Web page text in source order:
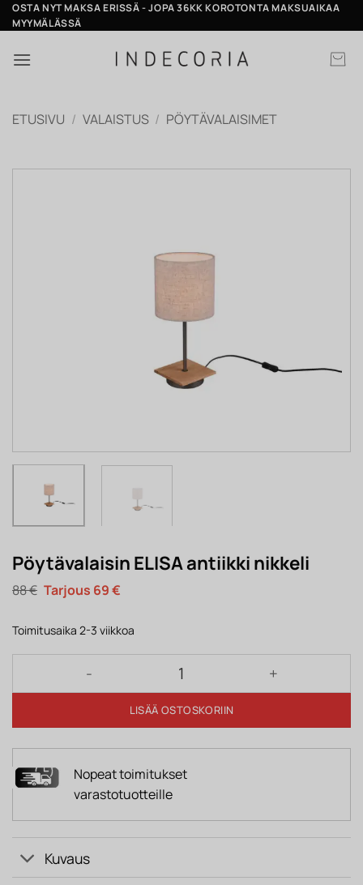
Skip
to
OSTA NYT MAKSA ERISSÄ - JOPA 36KK KOROTONTA MAKSUAIKAA
MYYMÄLÄSSÄ
ETUSIVU / VALAISTUS / PÖYTÄVALAISIMET
Pöytävalaisin ELISA antiikki nikkeli
88€ Alkuperäinen
hinta
88 €.
69€Nykyinen
69 €.
Toimitusaika 2-3 viikkoa
Pöytävalaisin ELISA antiikki nikkeli määrä
LISÄÄ OSTOSKORIIN
Nopeat toimitukset
varastotuotteille
Kuvaus